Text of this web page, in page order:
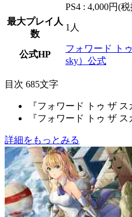
PS4 : 4,000円(
最大プレイ人
数
1人
公式HP
フォワード ト
sky）公式
目次 685文字
『フォワード トゥ ザ ス
『フォワード トゥ ザ
詳細をもっとみる